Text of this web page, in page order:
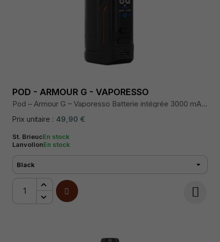
POD - ARMOUR G - VAPORESSO
Pod – Armour G – Vaporesso Batterie intégrée 3000 mAh,
chipset AXON, airflow réglable, cartouche 5 mL (2 mL
TPD), résistances GTX compatibles, recharge rapide
USB-C.
Prix unitaire : 49,90 €
St. BrieucEn stock
LanvollonEn stock